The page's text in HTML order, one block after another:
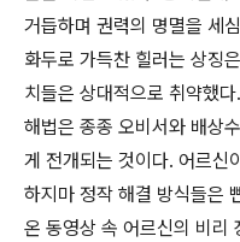
거듭하며 권력의 명멸을 세
화두로 가득찬 힐러는 상징
치들은 상대적으로 취약했
해법은 종종 오비서와 배상
게 전개되는 것이다. 어르신
하지마 정작 해결 방식들은
온 동영상 속 어르신의 비리